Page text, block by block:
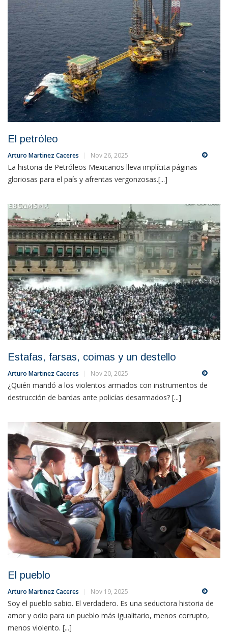
El petróleo
Arturo Martinez Caceres Nov 26, 2025
La historia de Petróleos Mexicanos lleva implícita páginas
gloriosas para el país y afrentas vergonzosas.[...]
Estafas, farsas, coimas y un destello
Arturo Martinez Caceres Nov 20, 2025
¿Quién mandó a los violentos armados con instrumentos de
destrucción de bardas ante policías desarmados? [...]
El pueblo
Arturo Martinez Caceres Nov 19, 2025
Soy el pueblo sabio. El verdadero. Es una seductora historia de
amor y odio para un pueblo más igualitario, menos corrupto,
menos violento. [...]